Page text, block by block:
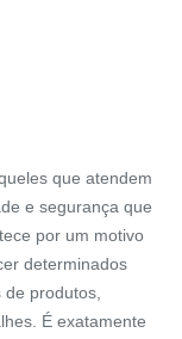
que atendem
e segurança que
por um motivo
determinados
produtos,
É exatamente